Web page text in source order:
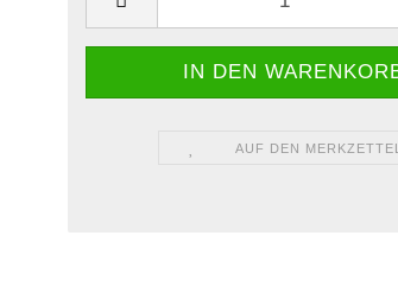
AUF DEN MERKZETTEL